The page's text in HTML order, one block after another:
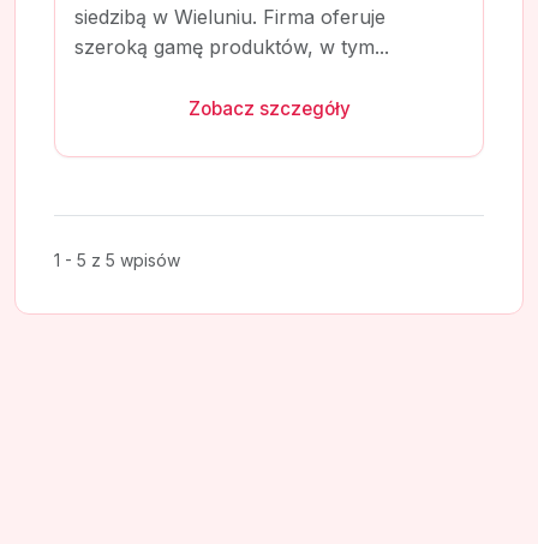
siedzibą w Wieluniu. Firma oferuje
szeroką gamę produktów, w tym...
Zobacz szczegóły
1 - 5 z 5 wpisów